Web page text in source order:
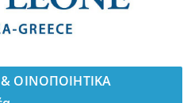
ΟΙΝΟΠΟΙΗΤΙΚΑ